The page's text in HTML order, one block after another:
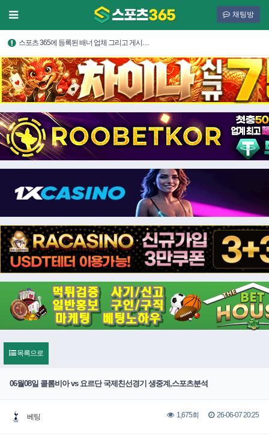
채팅방
스포츠 365에 등록된 배너 업체 그리고 게시…
목록으로
06월08일 콜롬비아 vs 요르단 국제친선경기 생중계,스포츠분석
베팅 1,675회 26-06-07 20:25